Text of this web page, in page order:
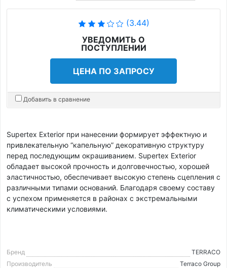
(3.44)
УВЕДОМИТЬ О
ПОСТУПЛЕНИИ
ЦЕНА ПО ЗАПРОСУ
Добавить в сравнение
Supertex Exterior при нанесении формирует эффектную и
привлекательную “капельную” декоративную структуру
перед последующим окрашиванием. Supertex Exterior
обладает высокой прочность и долговечностью, хорошей
эластичностью, обеспечивает высокую степень сцепления с
различными типами оснований. Благодаря своему составу
с успехом применяется в районах с экстремальными
климатическими условиями.
Бренд
TERRACO
Производитель
Terraco Group